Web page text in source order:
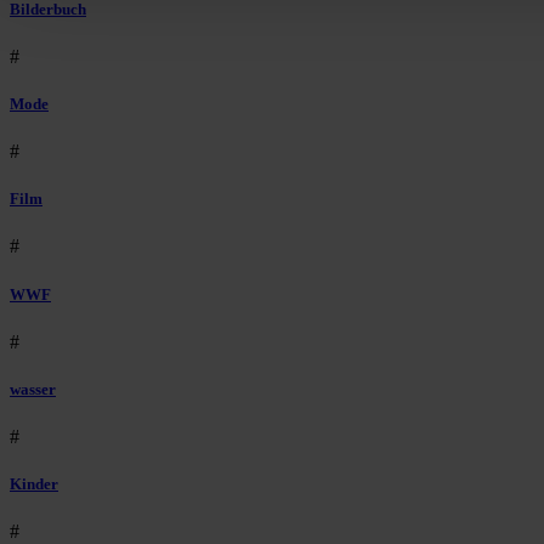
Bilderbuch
#
Mode
#
Film
#
WWF
#
wasser
#
Kinder
#